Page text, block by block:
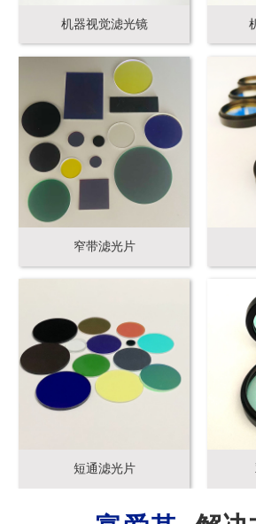
机器视觉滤光镜
窄带滤光片
短通滤光片